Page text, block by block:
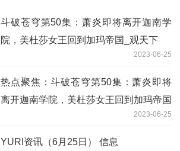
斗破苍穹第50集：萧炎即将离开迦南学
院，美杜莎女王回到加玛帝国_观天下
2023-06-25
热点聚焦：斗破苍穹第50集：萧炎即将
离开迦南学院，美杜莎女王回到加玛帝国
2023-06-25
YURI资讯（6月25日） 信息